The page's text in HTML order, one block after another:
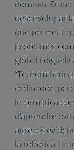
de
A grans trets,
a la
al currículum
necessitat
noves
laborals per a
dominin.
a
Institución*
Acepto la
Acepto